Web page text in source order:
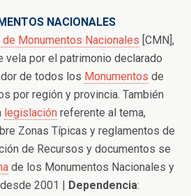
NACIONALES
de Monumentos Nacionales [CMN],
vela por el patrimonio declarado
de todos los Monumentos de
por región y provincia. También
legislación referente al tema,
Zonas Típicas y reglamentos de
de Recursos y documentos se
de los Monumentos Nacionales y
2001 | Dependencia: